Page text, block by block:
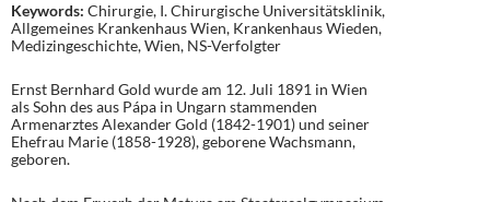
Keywords: Chirurgie, I. Chirurgische Universitätsklinik,
Allgemeines Krankenhaus Wien, Krankenhaus Wieden,
Medizingeschichte, Wien, NS-Verfolgter
Ernst Bernhard Gold wurde am 12. Juli 1891 in Wien
als Sohn des aus Pápa in Ungarn stammenden
Armenarztes Alexander Gold (1842-1901) und seiner
Ehefrau Marie (1858-1928), geborene Wachsmann,
geboren.